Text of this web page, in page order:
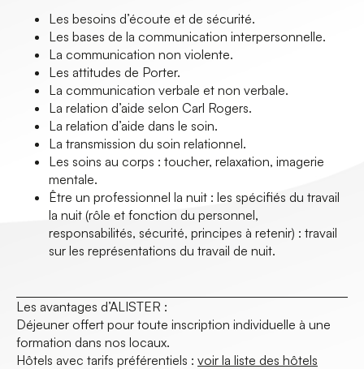
Les besoins d’écoute et de sécurité.
Les bases de la communication interpersonnelle.
La communication non violente.
Les attitudes de Porter.
La communication verbale et non verbale.
La relation d’aide selon Carl Rogers.
La relation d’aide dans le soin.
La transmission du soin relationnel.
Les soins au corps : toucher, relaxation, imagerie
mentale.
Être un professionnel la nuit : les spécifiés du travail
la nuit (rôle et fonction du personnel,
responsabilités, sécurité, principes à retenir) : travail
sur les représentations du travail de nuit.
Les avantages d’ALISTER :
Déjeuner offert pour toute inscription individuelle à une
formation dans nos locaux.
Hôtels avec tarifs préférentiels : voir la liste des hôtels